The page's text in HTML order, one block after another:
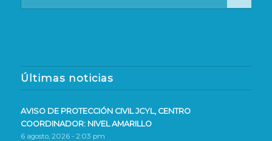
Últimas noticias
AVISO DE PROTECCIÓN CIVIL JCYL, CENTRO
COORDINADOR: NIVEL AMARILLO
6 agosto, 2026 - 2:03 pm